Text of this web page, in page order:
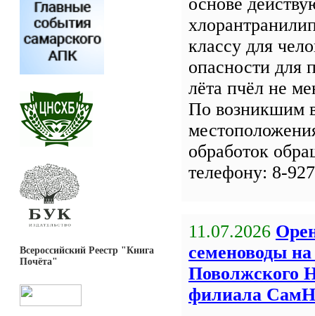
Всероссийский Реестр "Книга
Почёта"
классу для
опасности для
лёта пчёл не
По возникшим
обработок
телефону: 8-
11.07.2026
семеноводы
филиала